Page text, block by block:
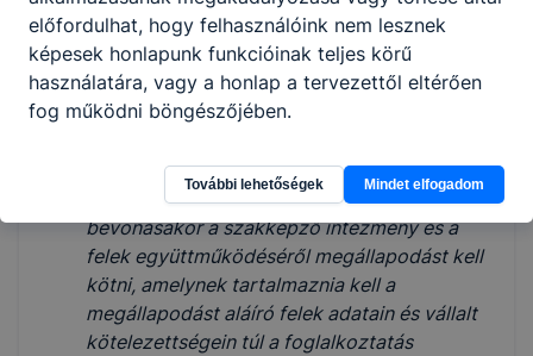
intézménynél marad,
d) a szakképző intézmény a közösségi
szolgálattal kapcsolatos dokumentumok
kezelését az iratkezelési szabályzatában
e) a szakképző intézményen kívüli külső
szervezet és közreműködő mentor
bevonásakor a szakképző intézmény és a
felek együttműködéséről megállapodást kell
kötni, amelynek tartalmaznia kell a
megállapodást aláíró felek adatain és vállalt
kötelezettségein túl a foglalkoztatás
előfordulhat, hogy felhasználóink nem lesznek
képesek honlapunk funkcióinak teljes körű
használatára, vagy a honlap a tervezettől eltérően
fog működni böngészőjében.
További lehetőségek Mindet elfogadom